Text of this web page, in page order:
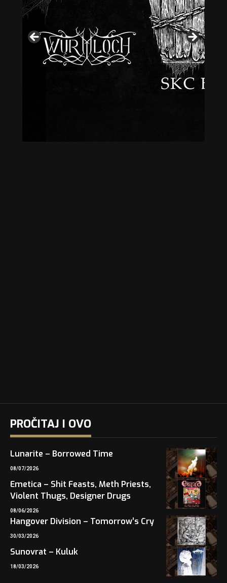
PROČITAJ I OVO
Lunarite – Borrowed Time
08/07/2026
Emetica – Shit Feasts, Meth Priests,
Violent Thugs, Designer Drugs
08/06/2026
Hangover Division – Tomorrow’s Cry
30/03/2026
Sunovrat – Kuluk
18/03/2026